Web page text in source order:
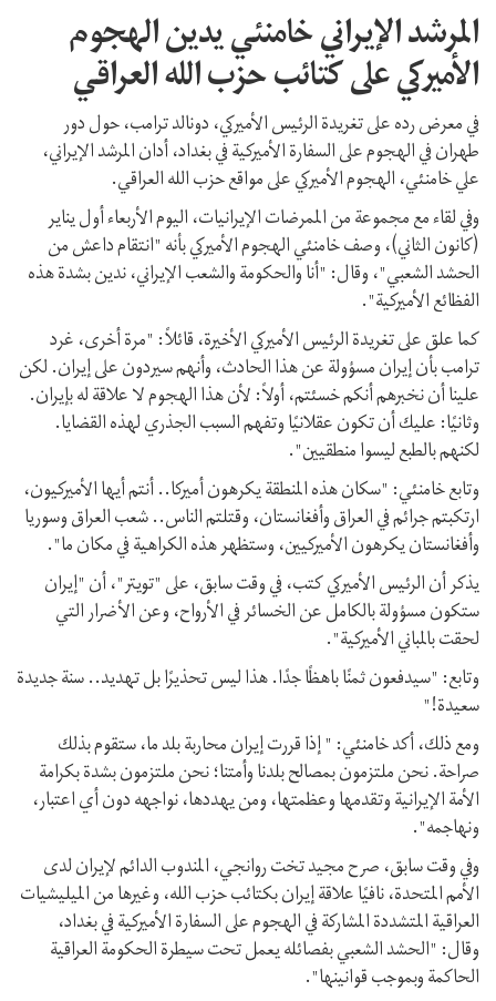
المرشد الإيراني خامنئي یدین الهجوم
الأميركي على کتائب حزب الله العراقي
في معرض رده على تغريدة الرئيس الأميركي، دونالد ترامب، حول دور
طهران في الهجوم على السفارة الأميركية في بغداد، أدان المرشد الإيراني،
علي خامنئي، الهجوم الأميركي على مواقع حزب الله العراقي.
وفي لقاء مع مجموعة من الممرضات الإيرانيات، اليوم الأربعاء أول ینایر
(كانون الثاني)، وصف خامنئي الهجوم الأميركي بأنه "انتقام داعش من
الحشد الشعبي"، وقال: "أنا والحکومة والشعب الإیراني، ندين بشدة هذه
الفظائع الأميركية".
كما علق على تغريدة الرئيس الأميركي الأخيرة، قائلاً: "مرة أخرى، غرد
ترامب بأن إیران مسؤولة عن هذا الحادث، وأنهم سيردون على إيران. لكن
علینا أن نخبرهم أنكم خسئتم، أولاً: لأن هذا الهجوم لا علاقة له بإيران.
وثانيًا: عليك أن تكون عقلانيًا وتفهم السبب الجذري لهذه القضایا.
لکنهم بالطبع ليسوا منطقيين".
وتابع خامنئي: "سكان هذه المنطقة يكرهون أميركا.. أنتم أيها الأميركيون،
ارتکبتم جرائم في العراق وأفغانستان، وقتلتم الناس.. شعب العراق وسوريا
وأفغانستان يكرهون الأميركيين، وستظهر هذه الكراهية في مكان ما".
يذكر أن الرئيس الأميركي كتب، في وقت سابق، على "تويتر"، أن "إيران
ستكون مسؤولة بالكامل عن الخسائر في الأرواح، وعن الأضرار التي
لحقت بالمباني الأميركية".
وتابع: "سيدفعون ثمنًا باهظًا جدًا. هذا ليس تحذيرًا بل تهديد.. سنة جديدة
سعيدة!"
ومع ذلك، أكد خامنئي: " إذا قررت إيران محاربة بلد ما، ستقوم بذلك
صراحة. نحن ملتزمون بمصالح بلدنا وأمتنا؛ نحن ملتزمون بشدة بكرامة
الأمة الإيرانية وتقدمها وعظمتها، ومن يهددها، نواجهه دون أي اعتبار،
ونهاجمه".
وفي وقت سابق، صرح مجید تخت روانجي، المندوب الدائم لإيران لدى
الأمم المتحدة، نافيًا علاقة إيران بكتائب حزب الله، وغيرها من الميليشيات
العراقية المتشددة المشاركة في الهجوم على السفارة الأميركية في بغداد،
وقال: "الحشد الشعبي بفصائله يعمل تحت سيطرة الحكومة العراقية
الحاكمة وبموجب قوانينها".